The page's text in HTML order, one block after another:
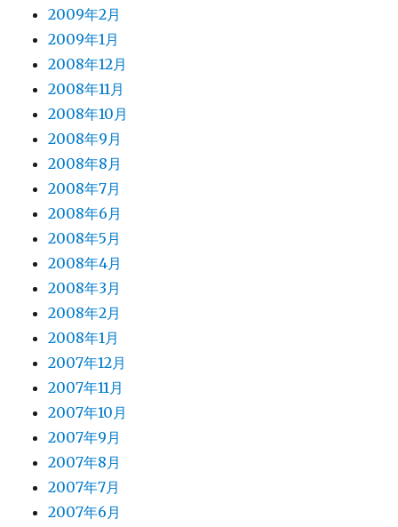
2009年2月
2009年1月
2008年12月
2008年11月
2008年10月
2008年9月
2008年8月
2008年7月
2008年6月
2008年5月
2008年4月
2008年3月
2008年2月
2008年1月
2007年12月
2007年11月
2007年10月
2007年9月
2007年8月
2007年7月
2007年6月